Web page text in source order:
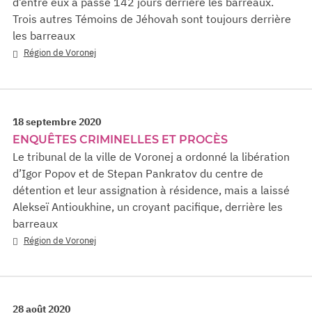
Trois autres Témoins de Jéhovah sont toujours derrière
les barreaux
Région de Voronej
18 septembre 2020
ENQUÊTES CRIMINELLES ET PROCÈS
Le tribunal de la ville de Voronej a ordonné la libération
d’Igor Popov et de Stepan Pankratov du centre de
détention et leur assignation à résidence, mais a laissé
Alekseï Antioukhine, un croyant pacifique, derrière les
barreaux
Région de Voronej
28 août 2020